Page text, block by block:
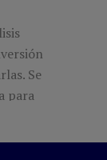
Se
para